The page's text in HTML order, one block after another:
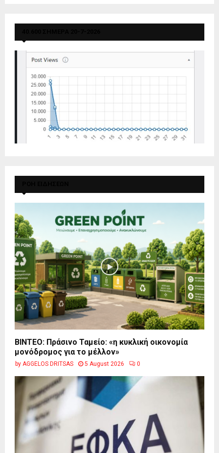
BINTEO: Πράσινο Ταμείο: «η κυκλική οικονομία
μονόδρομος για το μέλλον»
by AGGELOS DRITSAS 5 August 2026 0